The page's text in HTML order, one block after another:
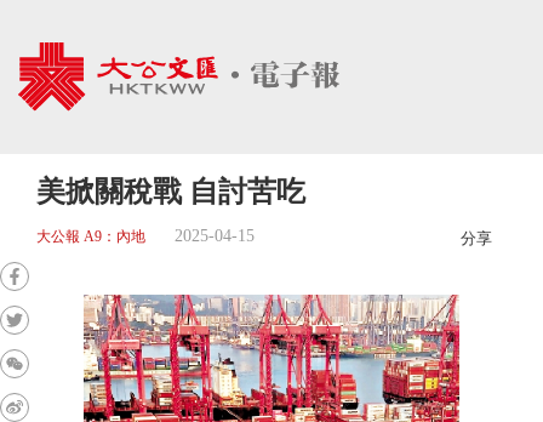
美掀關稅戰 自討苦吃
大公報 A9：內地 2025-04-15 分享